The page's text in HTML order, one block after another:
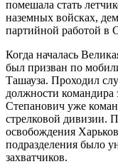
помешала стать
наземных войсках,
партийной работой в
Когда началась
был призван по
Ташауза. Проходил
должности командира
Степанович уже
стрелковой дивизии.
освобождения
подразделения было
захватчиков.